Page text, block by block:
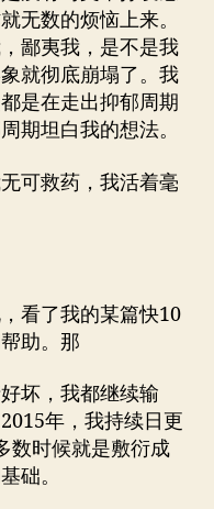
无数的烦恼上来。
鄙夷我，是不是我
就彻底崩塌了。我
是在走出抑郁周期
期坦白我的想法。
可救药，我活着毫
看了我的某篇快10
助。那
坏，我都继续输
年，我持续日更
数时候就是敷衍成
础。